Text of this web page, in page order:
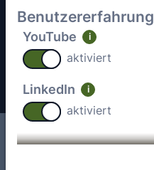
Benutzererfahrung
YouTube i
aktiviert
LinkedIn i
aktiviert
Impressum